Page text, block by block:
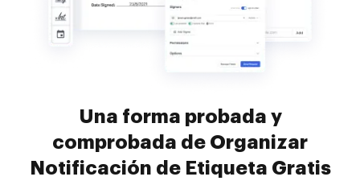
Una forma probada y
comprobada de Organizar
Notificación de Etiqueta Gratis